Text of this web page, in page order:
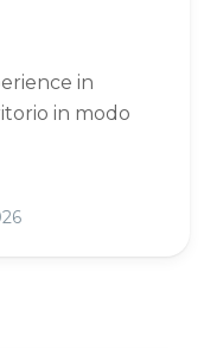
in
in modo